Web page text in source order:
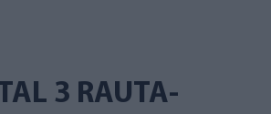
3 RAUTA-